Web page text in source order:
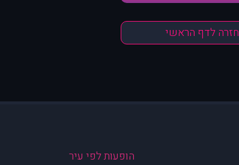
חזרה לדף הראשי
הופעות לפי עיר